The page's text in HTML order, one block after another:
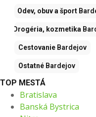
Odev, obuv a šport
Drogéria, kozmetika
Cestovanie Bardejov
Ostatné Bardejov
TOP MESTÁ
Bratislava
Banská Bystrica